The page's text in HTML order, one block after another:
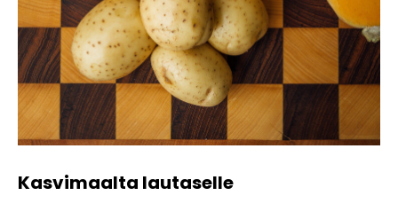
Kasvimaalta lautaselle